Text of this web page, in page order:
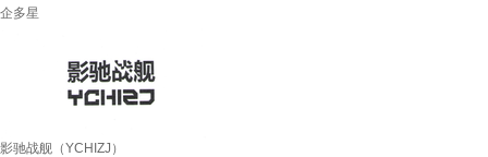
企多星
影驰战舰（YCHIZJ）